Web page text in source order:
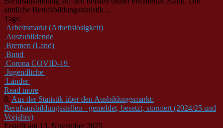
amtliche Berufsbildungsstatistik ...
Tags:
Arbeitsmarkt (Arbeitslosigkeit)
Auszubildende
Bremen (Land)
Bund
Corona COVID-19
Jugendliche
Länder
Read more
8. Aus der Statistik über den Ausbildungsmarkt:
Berufsausbildungsstellen - gemeldet, besetzt, storniert (2024/25 und
Vorjahre)
Erstellt am 13. November 2025